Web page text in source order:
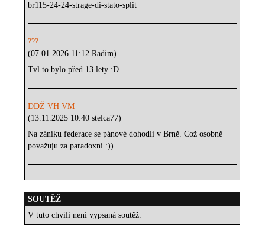
br115-24-24-strage-di-stato-split
???
(07.01.2026 11:12 Radim)
Tvl to bylo před 13 lety :D
DDŽ VH VM
(13.11.2025 10:40 stelca77)
Na zániku federace se pánové dohodli v Brně. Což osobně
považuju za paradoxní :))
SOUTĚŽ
V tuto chvíli není vypsaná soutěž.